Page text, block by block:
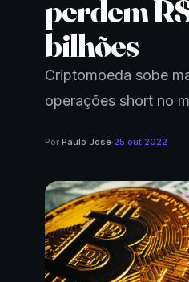
perdem
bilhões
Criptomoeda sobe
operações short no
Por Paulo José·25 out 2022